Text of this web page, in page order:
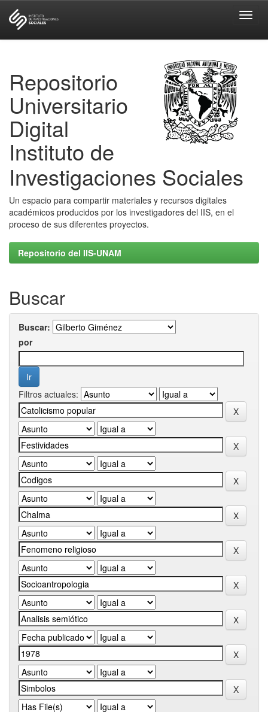
Repositorio
Universitario
Digital
Instituto de
Investigaciones Sociales
Un espacio para compartir materiales y recursos digitales
académicos producidos por los investigadores del IIS, en el
proceso de sus diferentes proyectos.
Repositorio del IIS-UNAM
Buscar
Buscar:
por
Filtros actuales: